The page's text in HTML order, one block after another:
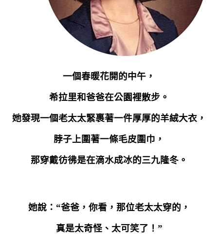
一個春暖花開的中午，
希拉里和爸爸在公園裡散步。
她發現一個老太太緊裹著一件厚厚的羊絨大衣，
脖子上圍著一條毛皮圍巾，
那穿戴彷彿是在滴水成冰的三九隆冬。
她說：“爸爸，你看，那位老太太穿的，
真是太奇怪、太可笑了！”